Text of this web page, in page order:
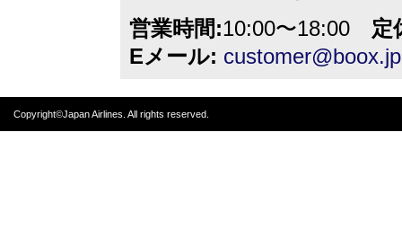
営業時間:10:00〜18:00 定
Eメール: customer@boox.jp
Copyright©Japan Airlines. All rights reserved.